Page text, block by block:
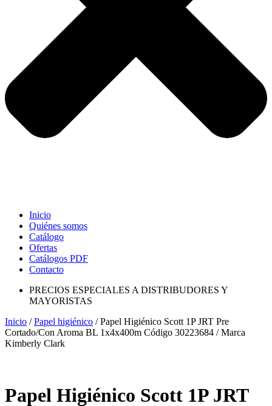
Inicio
Quiénes somos
Catálogo
Ofertas
Catálogos PDF
Contacto
PRECIOS ESPECIALES A DISTRIBUDORES Y
MAYORISTAS
Inicio /Papel higiénico / Papel Higiénico Scott 1P JRT Pre
Cortado/Con Aroma BL 1x4x400m Código 30223684 / Marca
Kimberly Clark
Papel Higiénico Scott 1P JRT